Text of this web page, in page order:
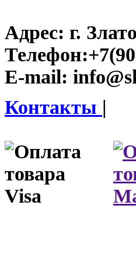
Адрес: г.
Телефон:
E-mail:
Контакты |